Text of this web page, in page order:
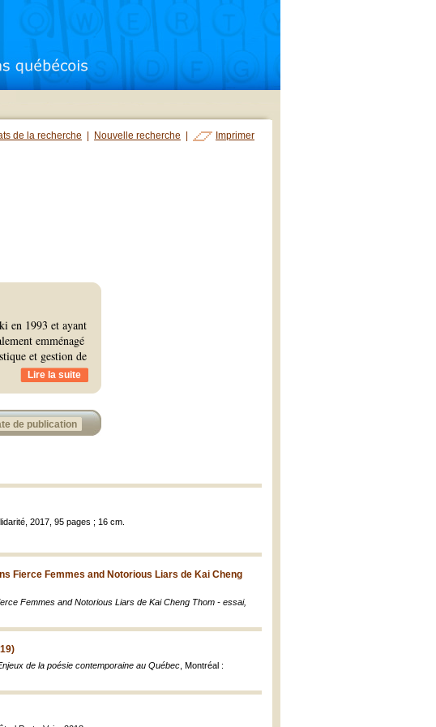
de la recherche Nouvelle recherche Imprimer
en 1993 et ayant
emménagé
et gestion de
Lire la suite
de publication
2017, 95 pages ; 16 cm.
Fierce Femmes and Notorious Liars de Kai Cheng
Femmes and Notorious Liars de Kai Cheng Thom - essai,
de la poésie contemporaine au Québec , Montréal :